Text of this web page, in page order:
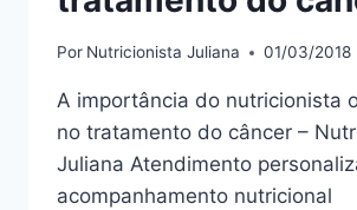
Por Nutricionista Juliana 01/03/2018
A importância do nutricionista
no tratamento do câncer –
Juliana Atendimento
acompanhamento nutricional